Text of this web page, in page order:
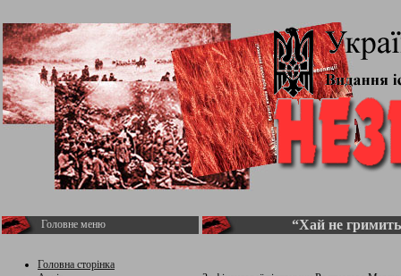
Головне меню
Головна сторінка
“Хай не гримить